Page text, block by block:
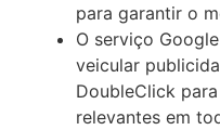
para garantir o
O serviço
veicular
DoubleClick
relevantes em